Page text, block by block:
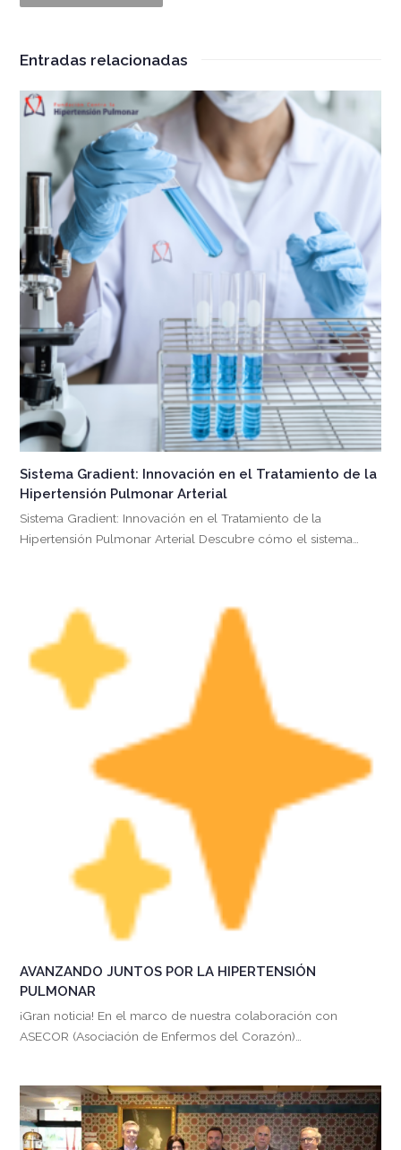
Entradas relacionadas
Sistema Gradient: Innovación en el Tratamiento de la
Hipertensión Pulmonar Arterial
Sistema Gradient: Innovación en el Tratamiento de la
Hipertensión Pulmonar Arterial Descubre cómo el sistema…
AVANZANDO JUNTOS POR LA HIPERTENSIÓN
PULMONAR
¡Gran noticia! En el marco de nuestra colaboración con
ASECOR (Asociación de Enfermos del Corazón)…